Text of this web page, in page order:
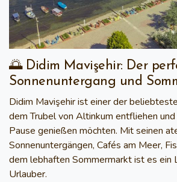
🌅 Didim Mavişehir: Der
Sonnenuntergang und
Didim Mavişehirist einer der
dem Trubel von Altinkum entfliehen
Pause genießen möchten. Mit seinen
Sonnenuntergängen, Cafés am Meer,
dem lebhaften Sommermarkt ist es ein
Urlauber.